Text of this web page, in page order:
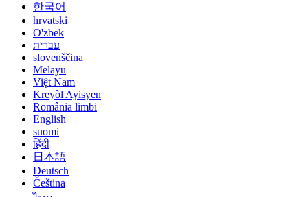
한국어
hrvatski
O'zbek
עברית
slovenščina
Melayu
Việt Nam
Kreyòl Ayisyen
România limbi
English
suomi
हिंदी
日本語
Deutsch
Čeština